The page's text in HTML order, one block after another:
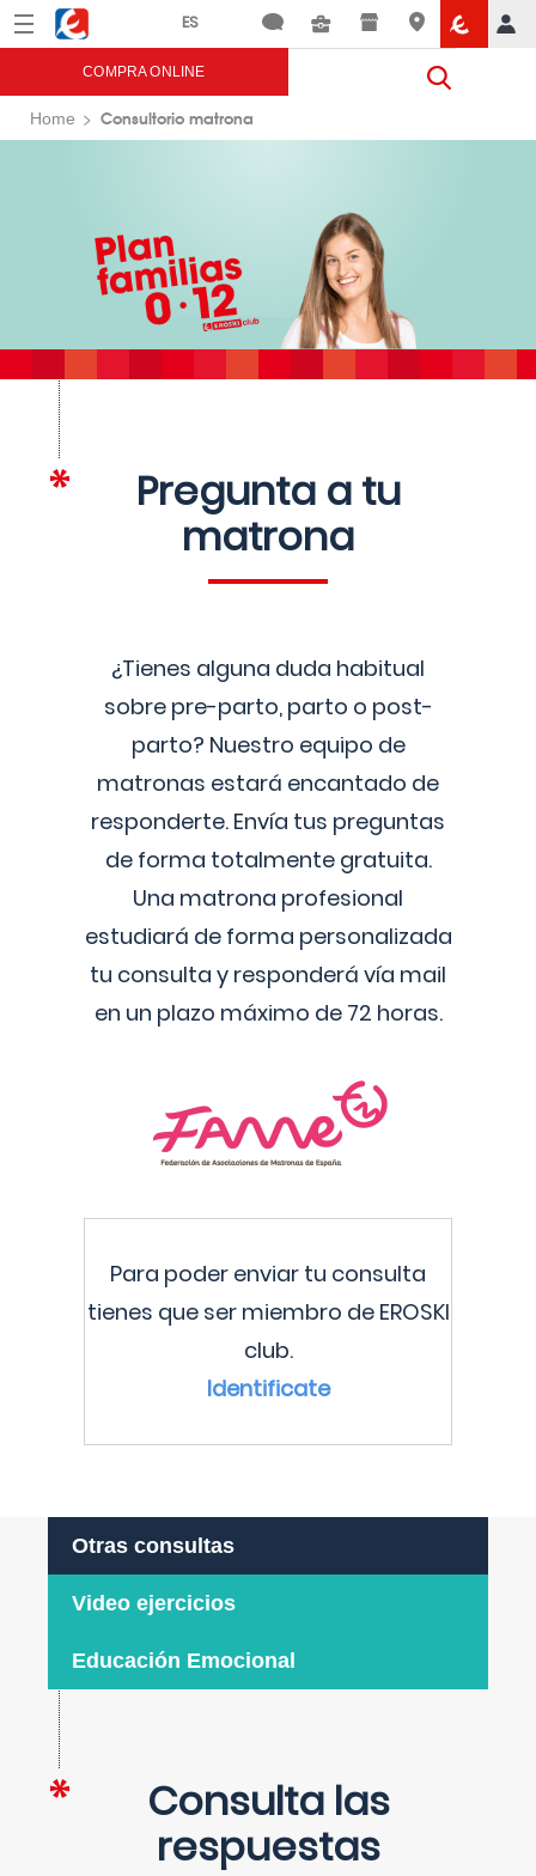
Menú Eroski
COMPRA ONLINE
Home Consultorio matrona
Pregunta a tu
matrona
¿Tienes alguna duda habitual
sobre pre-parto, parto o post-
parto? Nuestro equipo de
matronas estará encantado de
responderte. Envía tus preguntas
de forma totalmente gratuita.
Una matrona profesional
estudiará de forma personalizada
tu consulta y responderá vía mail
en un plazo máximo de 72 horas.
Para poder enviar tu consulta
tienes que ser miembro de EROSKI
club.
Identificate
Otras consultas
Video ejercicios
Educación Emocional
Consulta las
respuestas